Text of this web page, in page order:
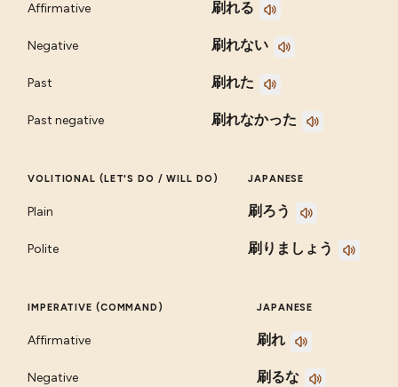
Affirmative 刷れる
Negative 刷れない
Past 刷れた
Past negative 刷れなかった
VOLITIONAL (LET'S DO / WILL DO) JAPANESE
Plain 刷ろう
Polite 刷りましょう
IMPERATIVE (COMMAND) JAPANESE
Affirmative 刷れ
Negative 刷るな